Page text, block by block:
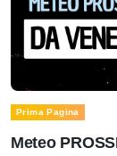
Prima Pagina
Meteo